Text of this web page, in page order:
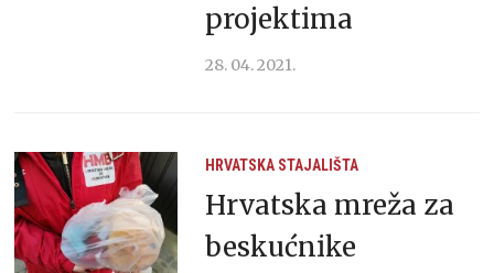
projektima
28. 04. 2021.
HRVATSKA STAJALIŠTA
Hrvatska mreža za
beskućnike